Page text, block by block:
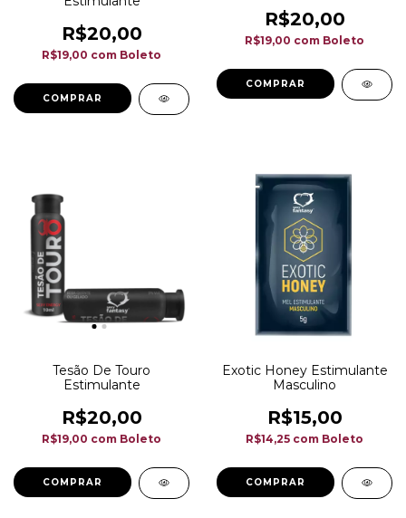
R$20,00
R$19,00 com Boleto
R$20,00
R$19,00 com Boleto
Tesão De Touro
Estimulante
R$20,00
R$19,00 com Boleto
Exotic Honey Estimulante
Masculino
R$15,00
R$14,25 com Boleto